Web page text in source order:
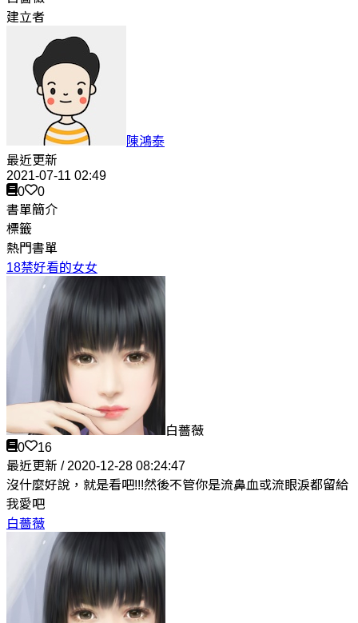
建立者
陳鴻泰
最近更新
2021-07-11 02:49
0
0
書單簡介
標籤
熱門書單
18禁好看的女女
白薔薇
0
16
最近更新 / 2020-12-28 08:24:47
沒什麼好說，就是看吧!!!然後不管你是流鼻血或流眼淚都留給
我愛吧
白薔薇